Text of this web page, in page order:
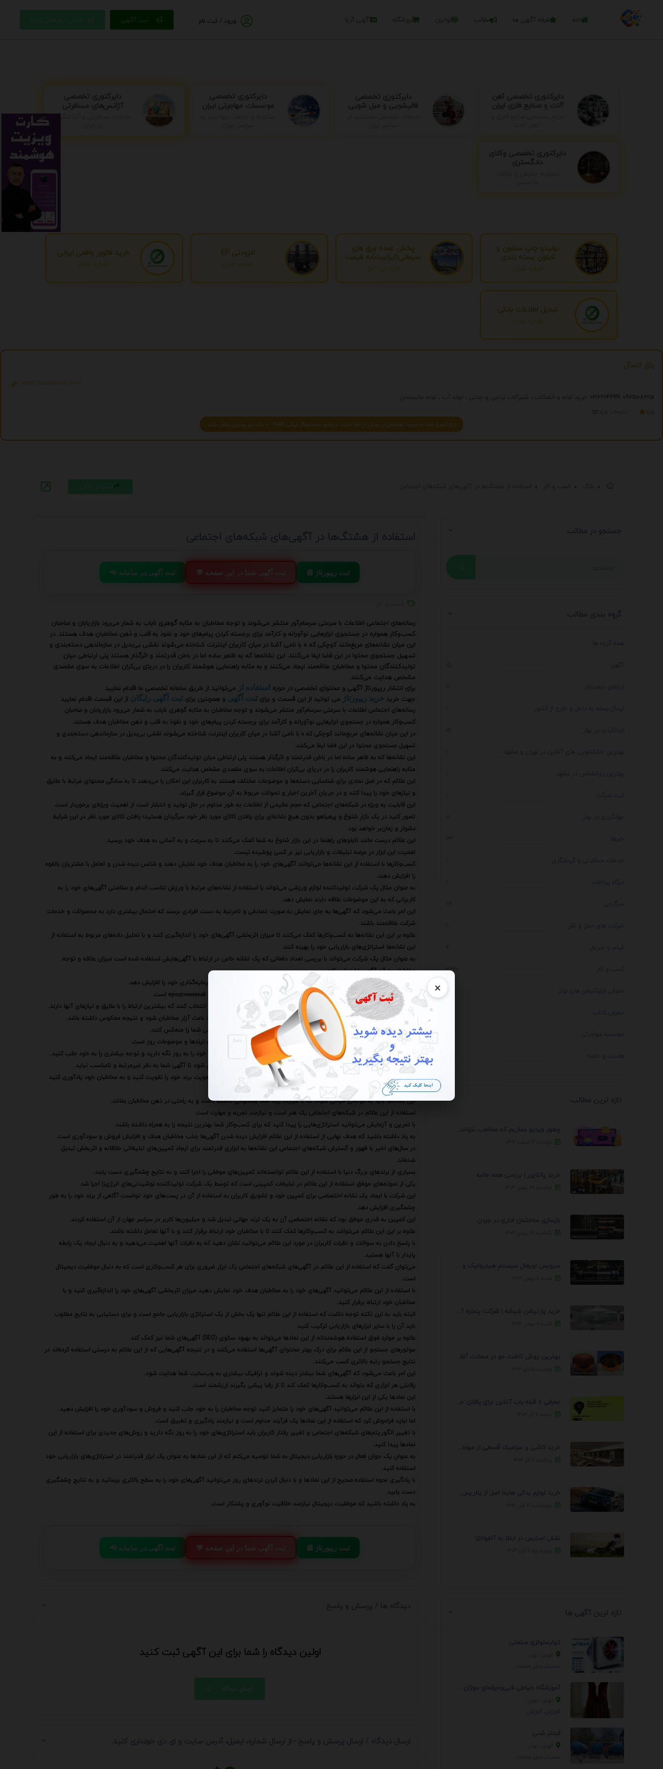
ثبت آگهی ورود / ثبت نام خانه تعرفه آگهی ها مطالب قوانین فروشگاه آگهی آریا
دایرکتوری تخصصی آهن
آلات و صنایع فلزی ایران
دایرکتوری تخصصی
قالیشویی و مبل شویی
دایرکتوری تخصصی
موسسات مهاجرتی ایران
دایرکتوری تخصصی
آژانس‌های مسافرتی
خدمات مسافرتی و گردشگری
دایرکتوری تخصصی وکلای
دادگستری
تولیدو چاپ سلفون و
نایلون بسته بندی
تهران، تهران
پخش عمده ورق های
سیمانی(ایرانیت)به قیمت
درب کارخانه
مازندران، آمل
افزودنی EP
تهران، تهران
خرید فالوور واقعی ایرانی
تهران، تهران
تبدیل اطلاعات بانکی
تهران، تهران
×
بازار اتصال
https://bazaretesal.com/
02166644999 09125081351
درج تبلیغ شما به صورت همزمان در بیش از 150 سایت و موتور جستجوگر ایرانی 2059 - با یک تیر چندین نشان بزنید
استفاده از هشتگ‌ها در آگهی‌های شبکه‌های اجتماعی
📢 ثبت آگهی در سامانه 💬 ثبت آگهی شما در این صفحه 📰 ثبت ریپورتاژ
رسانه‌های اجتماعی اطلاعات با سرعتی سرسام‌آور منتشر می‌شوند و توجه مخاطبان به مثابه گوهری نایاب به شمار می‌رود بازاریابان و صاحبان
کسب‌وکار همواره در جستجوی ابزارهایی نوآورانه و کارآمد برای برجسته کردن پیام‌های خود و نفوذ به قلب و ذهن مخاطبان هدف هستند. در
این میان نشانه‌های مربع‌مانند کوچکی که ه با نامی آشنا در میان کاربران اینترنت شناخته می‌شوند نقشی بی‌بدیل در سازماندهی دسته‌بندی و
تسهیل جستجوی محتوا در این فضا ایفا می‌کنند. این نشانه‌ها که به ظاهر ساده اما در باطن قدرتمند و اثرگذار هستند پلی ارتباطی میان
تولیدکنندگان محتوا و مخاطبان علاقه‌مند ایجاد می‌کنند و به مثابه راهنمایی هوشمند کاربران را در دریای بی‌کران اطلاعات به سوی مقصدی
مشخص هدایت می‌کنند.
برای انتشار ریپورتاژ آگهی و محتوای تخصصی در حوزه استفاده از می‌توانید از طریق سامانه تخصصی ما اقدام نمایید
جهت خرید خرید ریپورتاژ می توانید از این قسمت و برای ثبت آگهی و همچنین برای ثبت آگهی رایگان از این قسمت اقدام نمایید
رسانه‌های اجتماعی اطلاعات با سرعتی سرسام‌آور منتشر می‌شوند و توجه مخاطبان به مثابه گوهری نایاب به شمار می‌رود بازاریابان و صاحبان
کسب‌وکار همواره در جستجوی ابزارهایی نوآورانه و کارآمد برای برجسته کردن پیام‌های خود و نفوذ به قلب و ذهن مخاطبان هدف هستند.
در این میان نشانه‌های مربع‌مانند کوچکی که ه با نامی آشنا در میان کاربران اینترنت شناخته می‌شوند نقشی بی‌بدیل در سازماندهی دسته‌بندی و
تسهیل جستجوی محتوا در این فضا ایفا می‌کنند.
این نشانه‌ها که به ظاهر ساده اما در باطن قدرتمند و اثرگذار هستند پلی ارتباطی میان تولیدکنندگان محتوا و مخاطبان علاقه‌مند ایجاد می‌کنند و به
مثابه راهنمایی هوشمند کاربران را در دریای بی‌کران اطلاعات به سوی مقصدی مشخص هدایت می‌کنند.
این علائم که در اصل نمادی برای شناسایی دسته‌ها و موضوعات مختلف هستند به کاربران این امکان را می‌دهند تا به سادگی محتوای مرتبط با علایق
و نیازهای خود را پیدا کنند و در جریان آخرین اخبار و تحولات مربوط به آن موضوع قرار گیرند.
این قابلیت به ویژه در شبکه‌های اجتماعی که حجم عظیمی از اطلاعات به طور مداوم در حال تولید و انتشار است از اهمیت ویژه‌ای برخوردار است.
تصور کنید در یک بازار شلوغ و پرهیاهو بدون هیچ نشانه‌ای برای یافتن کالای مورد نظر خود سرگردان هستید؛ یافتن کالای مورد نظر در این شرایط
دشوار و زمان‌بر خواهد بود.
این علائم درست مانند تابلوهای راهنما در این بازار شلوغ به شما کمک می‌کنند تا به سرعت و به آسانی به هدف خود برسید.
اهمیت این ابزار در عرصه تبلیغات و بازاریابی نیز بر کسی پوشیده نیست.
کسب‌وکارها با استفاده از این نشانه‌ها می‌توانند آگهی‌های خود را به مخاطبان هدف خود نمایش دهند و شانس دیده شدن و تعامل با مشتریان بالقوه
را افزایش دهند.
به عنوان مثال یک شرکت تولیدکننده لوازم ورزشی می‌تواند با استفاده از نشانه‌های مرتبط با ورزش تناسب اندام و سلامتی آگهی‌های خود را به
کاربرانی که به این موضوعات علاقه دارند نمایش دهد.
این امر باعث می‌شود که آگهی‌ها به جای نمایش به صورت تصادفی و نامرتبط به دست افرادی برسند که احتمال بیشتری دارد به محصولات و خدمات
شرکت علاقه‌مند باشند.
علاوه بر این این نشانه‌ها به کسب‌وکارها کمک می‌کنند تا میزان اثربخشی آگهی‌های خود را اندازه‌گیری کنند و با تحلیل داده‌های مربوط به استفاده از
این نشانه‌ها استراتژی‌های بازاریابی خود را بهینه کنند.
به عنوان مثال یک شرکت می‌تواند با بررسی تعداد دفعاتی که یک نشانه خاص در ارتباط با آگهی‌هایش استفاده شده است میزان علاقه و توجه
مخاطبان به آن آگهی را ارزیابی کند.
این اطلاعات می‌تواند به شرکت کمک کند تا آگهی‌های خود را بهبود بخشد و بازده سرمایه‌گذاری خود را افزایش دهد.
استفاده از این علائم در آگهی‌های شبکه‌های اجتماعی نیازمند یک استراتژی دقیق و продуманный است.
کسب‌وکارها باید با دقت مخاطبان هدف خود را شناسایی کنند و سپس نشانه‌هایی را انتخاب کنند که بیشترین ارتباط را با علایق و نیازهای آنها دارند.
همچنین باید به این نکته توجه داشت که استفاده بیش از حد از این علائم می‌تواند باعث آزار مخاطبان شود و نتیجه معکوس داشته باشد.
بهتر است تعداد محدودی از این علائم را انتخاب کنید که به طور دقیق موضوع آگهی شما را منعکس کنند.
یکی از جنبه‌های مهم استفاده از این علائم در آگهی‌های شبکه‌های اجتماعی توجه به ترندها و موضوعات روز است.
با دنبال کردن ترندهای روز و استفاده از نشانه‌های مرتبط با آنها می‌توانید آگهی‌های خود را به روز نگه دارید و توجه بیشتری را به خود جلب کنید.
البته باید به این نکته توجه داشت که استفاده از ترندها باید با دقت و ظرافت انجام شود تا آگهی شما به نظر غیرمرتبط و نامناسب نیاید.
علاوه بر این ایجاد نشانه‌های اختصاصی برای برند خود می‌تواند به شما کمک کند تا هویت برند خود را تقویت کنید و به مخاطبان خود یادآوری کنید
که آگهی شما مربوط به چه شرکتی است.
این نشانه‌ها باید به گونه‌ای طراحی شوند که با هویت برند شما همخوانی داشته باشند و به راحتی در ذهن مخاطبان بمانند.
استفاده از این علائم در شبکه‌های اجتماعی یک هنر است و نیازمند تجربه و مهارت است.
با تمرین و آزمایش می‌توانید استراتژی‌هایی را پیدا کنید که برای کسب‌وکار شما بهترین نتیجه را به همراه داشته باشند.
به یاد داشته باشید که هدف نهایی از استفاده از این علائم افزایش دیده شدن آگهی‌ها جذب مخاطبان هدف و افزایش فروش و سودآوری است.
در سال‌های اخیر با ظهور و گسترش شبکه‌های اجتماعی این نشانه‌ها به ابزاری قدرتمند برای ایجاد کمپین‌های تبلیغاتی خلاقانه و اثربخش تبدیل
شده‌اند.
بسیاری از برندهای بزرگ دنیا با استفاده از این علائم توانسته‌اند کمپین‌های موفقی را اجرا کنند و به نتایج چشمگیری دست یابند.
یکی از نمونه‌های موفق استفاده از این علائم در تبلیغات کمپینی است که توسط یک شرکت تولیدکننده نوشیدنی‌های انرژی‌زا اجرا شد.
این شرکت با ایجاد یک نشانه اختصاصی برای کمپین خود و تشویق کاربران به استفاده از آن در پست‌های خود توانست آگاهی از برند خود را به طور
چشمگیری افزایش دهد.
این کمپین به قدری موفق بود که نشانه اختصاصی آن به یک ترند جهانی تبدیل شد و میلیون‌ها کاربر در سراسر جهان از آن استفاده کردند.
علاوه بر این این علائم می‌توانند به کسب‌وکارها کمک کنند تا با مخاطبان خود ارتباط برقرار کنند و با آنها تعامل داشته باشند.
با پاسخ دادن به سوالات و نظرات کاربران در مورد این علائم می‌توانید نشان دهید که به نظرات آنها اهمیت می‌دهید و به دنبال ایجاد یک رابطه
پایدار با آنها هستید.
می‌توان گفت که استفاده از این علائم در آگهی‌های شبکه‌های اجتماعی یک ابزار ضروری برای هر کسب‌وکاری است که به دنبال موفقیت دیجیتال
است.
با استفاده از این علائم می‌توانید آگهی‌های خود را به مخاطبان هدف خود نمایش دهید میزان اثربخشی آگهی‌های خود را اندازه‌گیری کنید و با
مخاطبان خود ارتباط برقرار کنید.
البته باید به این نکته توجه داشت که استفاده از این علائم تنها یک بخش از یک استراتژی بازاریابی جامع است و برای دستیابی به نتایج مطلوب
باید آن را با سایر ابزارهای بازاریابی ترکیب کنید.
علاوه بر موارد فوق استفاده هوشمندانه از این نمادها می‌تواند به بهبود سئوی (SEO) آگهی‌های شما نیز کمک کند.
موتورهای جستجو از این علائم برای درک بهتر محتوای آگهی‌ها استفاده می‌کنند و در نتیجه آگهی‌هایی که از این علائم به درستی استفاده کرده‌اند در
نتایج جستجو رتبه بالاتری کسب می‌کنند.
این امر باعث می‌شود که آگهی‌های شما بیشتر دیده شوند و ترافیک بیشتری به وب‌سایت شما هدایت شود.
رقابتی هر ابزاری که بتواند به کسب‌وکارها کمک کند تا از رقبا پیشی بگیرند ارزشمند است.
این نمادها یکی از این ابزارها هستند.
با استفاده از این علائم می‌توانید آگهی‌های خود را متمایز کنید توجه مخاطبان را به خود جلب کنید و فروش و سودآوری خود را افزایش دهید.
اما نباید فراموش کرد که استفاده از این نمادها یک فرآیند مداوم است و نیازمند یادگیری و تطبیق است.
با تغییر الگوریتم‌های شبکه‌های اجتماعی و تغییر رفتار کاربران باید استراتژی‌های خود را به روز نگه دارید و روش‌های جدیدی برای استفاده از این
نمادها پیدا کنید.
به عنوان یک جوان فعال در حوزه بازاریابی دیجیتال به شما توصیه می‌کنم که از این نمادها به عنوان یک ابزار قدرتمند در استراتژی‌های بازاریابی خود
استفاده کنید.
با یادگیری نحوه استفاده صحیح از این نمادها و با دنبال کردن ترندهای روز می‌توانید آگهی‌های خود را به سطح بالاتری برسانید و به نتایج چشمگیری
دست یابید.
به یاد داشته باشید که موفقیت دیجیتال نیازمند خلاقیت نوآوری و پشتکار است.
📢 ثبت آگهی در سامانه 💬 ثبت آگهی شما در این صفحه 📰 ثبت ریپورتاژ
دیدگاه ها / پرسش و پاسخ
اولین دیدگاه را شما برای این آگهی ثبت کنید
ارسال دیدگاه
ارسال دیدگاه / ارسال پرسش و پاسخ - از ارسال شماره، ایمیل، آدرس سایت و ای دی خودداری کنید.
جستجو در مطالب
گروه بندی مطالب
15
12
1
15
1
1
1
7
23
1
1
79
1
4
3640
1
تازه ترین مطالب
خرید پالتایزر | بررسی همه جانبه
بازسازی ساختمان اداری در جردن
خرید پارتیشن شیشه | شرکت پنجره آسمان
بهترین روش کاشت مو در سعادت آباد
معرفی 8 قبله یاب آنلاین برای یافتن جهت انجام ...
نقش استرس در ابتلا به آنفولانزا
تازه ترین آگهی ها
کولرسلولزی صنعتی
فیلتر شنی